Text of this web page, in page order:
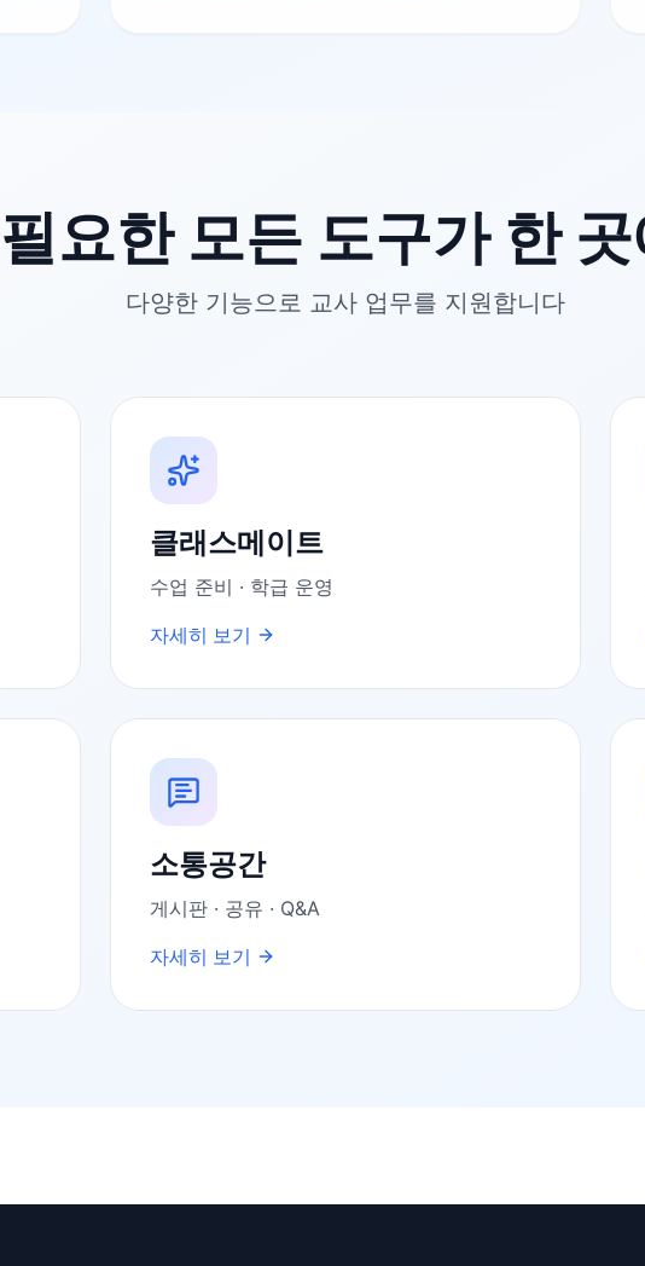
필요한 모든 도구가 한 곳
다양한 기능으로 교사 업무를 지원합니다
클래스메이트
수업 준비 · 학급 운영
자세히 보기
소통공간
게시판 · 공유 · Q&A
자세히 보기